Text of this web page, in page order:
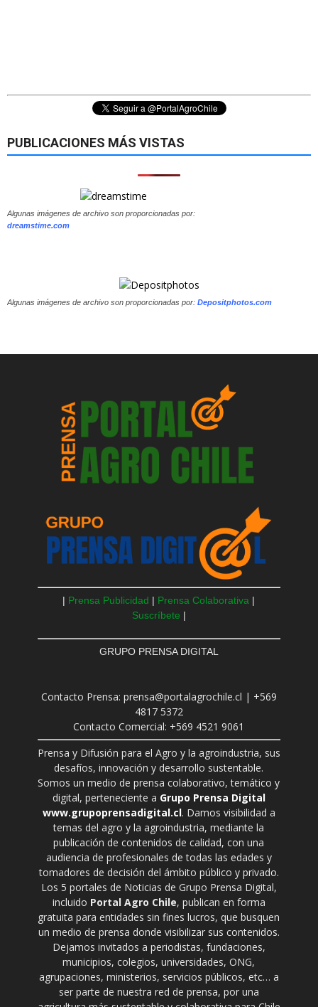
PUBLICACIONES MÁS VISTAS
Algunas imágenes de archivo son proporcionadas por:
dreamstime.com
Algunas imágenes de archivo son proporcionadas por: Depositphotos.com
| Prensa Publicidad | Prensa Colaborativa |
Suscríbete |
GRUPO PRENSA DIGITAL
Contacto Prensa: prensa@portalagrochile.cl | +569
4817 5372
Contacto Comercial: +569 4521 9061
Prensa y Difusión para el Agro y la agroindustria, sus
desafíos, innovación y desarrollo sustentable.
Somos un medio de prensa colaborativo, temático y
digital, perteneciente a Grupo Prensa Digital
www.grupoprensadigital.cl. Damos visibilidad a
temas del agro y la agroindustria, mediante la
publicación de contenidos de calidad, con una
audiencia de profesionales de todas las edades y
tomadores de decisión del ámbito público y privado.
Los 5 portales de Noticias de Grupo Prensa Digital,
incluido Portal Agro Chile, publican en forma
gratuita para entidades sin fines lucros, que busquen
un medio de prensa donde visibilizar sus contenidos.
Dejamos invitados a periodistas, fundaciones,
municipios, colegios, universidades, ONG,
agrupaciones, ministerios, servicios públicos, etc… a
ser parte de nuestra red de prensa, por una